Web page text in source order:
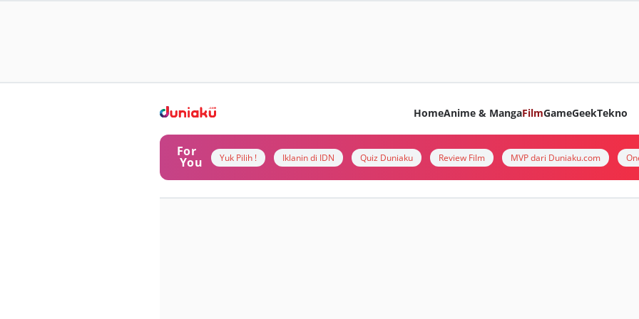
HomeAnime & MangaFilmGameGeekTekno
For
You Yuk Pilih ! Iklanin di IDN Quiz Duniaku Review Film MVP dari Duniaku.com